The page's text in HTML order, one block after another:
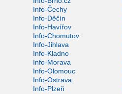
Info-Čechy
Info-Děčín
Info-Havířov
Info-Chomutov
Info-Jihlava
Info-Kladno
Info-Morava
Info-Olomouc
Info-Ostrava
Info-Plzeň